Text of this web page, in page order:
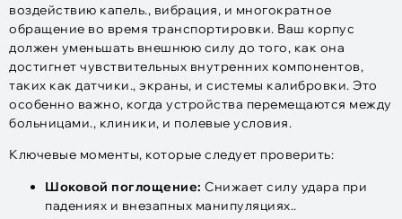
воздействию капель., вибрация, и многократное
обращение во время транспортировки. Ваш корпус
должен уменьшать внешнюю силу до того, как она
достигнет чувствительных внутренних компонентов,
таких как датчики., экраны, и системы калибровки. Это
особенно важно, когда устройства перемещаются между
больницами., клиники, и полевые условия.
Ключевые моменты, которые следует проверить:
Шоковой поглощение: Снижает силу удара при
падениях и внезапных манипуляциях..